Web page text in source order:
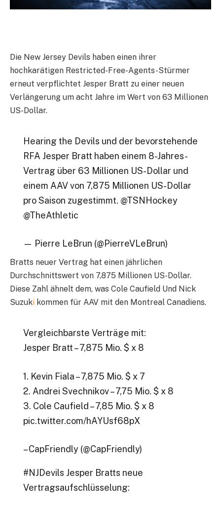
Die New Jersey Devils haben einen ihrer
hochkarätigen Restricted-Free-Agents-Stürmer
erneut verpflichtet Jesper Bratt zu einer neuen
Verlängerung um acht Jahre im Wert von 63 Millionen
US-Dollar.
Hearing the Devils und der bevorstehende
RFA Jesper Bratt haben einem 8-Jahres-
Vertrag über 63 Millionen US-Dollar und
einem AAV von 7,875 Millionen US-Dollar
pro Saison zugestimmt. @TSNHockey
@TheAthletic
— Pierre LeBrun (@PierreVLeBrun)
Bratts neuer Vertrag hat einen jährlichen
Durchschnittswert von 7,875 Millionen US-Dollar.
Diese Zahl ähnelt dem, was Cole Caufield Und Nick
Suzuki kommen für AAV mit den Montreal Canadiens.
Vergleichbarste Verträge mit:
Jesper Bratt – 7,875 Mio. $ x 8
1. Kevin Fiala – 7,875 Mio. $ x 7
2. Andrei Svechnikov – 7,75 Mio. $ x 8
3. Cole Caufield – 7,85 Mio. $ x 8
pic.twitter.com/hAYUsf68pX
– CapFriendly (@CapFriendly)
#NJDevils Jesper Bratts neue
Vertragsaufschlüsselung: